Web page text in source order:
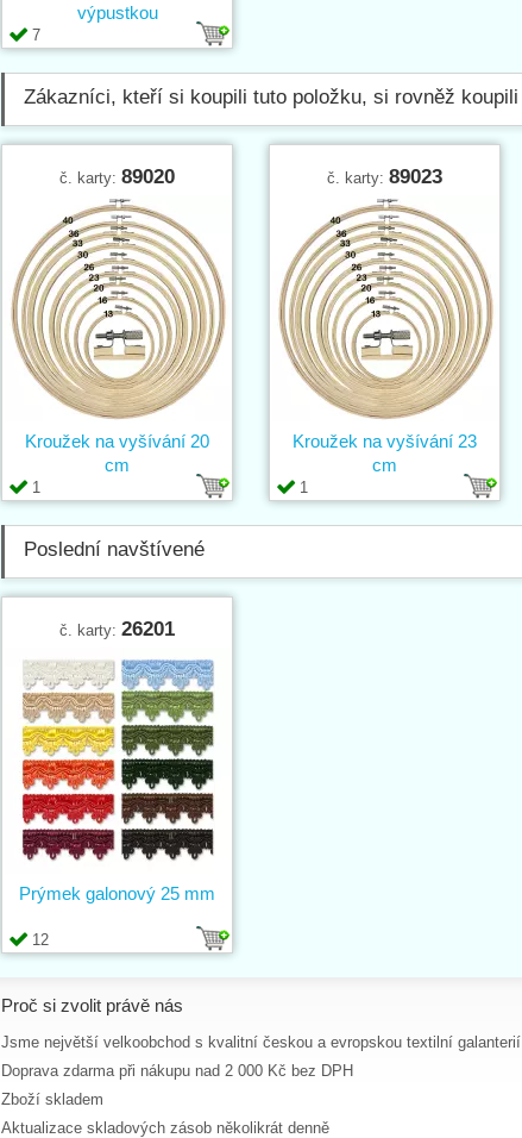
7
výpustkou
Zákazníci, kteří si koupili tuto položku, si rovněž koupili
č. karty: 89020
1
Kroužek na vyšívání 20
cm
č. karty: 89023
1
Kroužek na vyšívání 23
cm
Poslední navštívené
č. karty: 26201
12
Prýmek galonový 25 mm
Proč si zvolit právě nás
Jsme největší velkoobchod s kvalitní českou a evropskou textilní galanterií
Doprava zdarma při nákupu nad 2 000 Kč bez DPH
Zboží skladem
Aktualizace skladových zásob několikrát denně